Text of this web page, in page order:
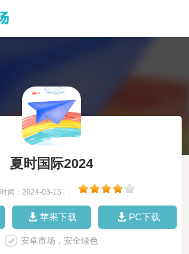
夏时国际2024
时间：2024-03-15
苹果下载 PC下载
安卓市场，安全绿色